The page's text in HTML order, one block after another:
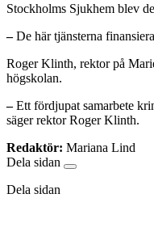
Stockholms Sjukhem blev
–De här tjänsterna
Roger Klinth, rektor på
högskolan.
– Ett fördjupat samarbete
säger rektor Roger Klinth.
Redaktör: Mariana Lind
Dela sidan
Dela sidan